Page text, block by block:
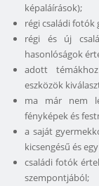
képaláírások);
régi családi fotók
régi és új
hasonlóságok
adott
eszközök
ma már nem
fényképek és
a saját
kicsengésű és
családi fotók
szempontjából;